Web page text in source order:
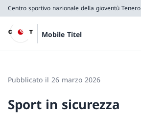
Centro sportivo nazionale della gioventù Tenero
Mobile Titel
Pubblicato il 26 marzo 2026
Sport in sicurezza